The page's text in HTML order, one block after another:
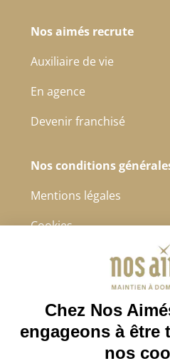
Nos aimés recrute
Auxiliaire de vie
En agence
Devenir franchisé
Nos conditions
Mentions légales
Cookies
Protection des données
Sur 2232